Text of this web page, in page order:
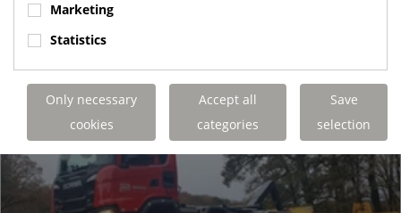
Steil GmbH in Trier, de eerste van twee stuks Terberg YT 182
4x2 Container Carriers voorzien...
READ MORE
Marketing
Statistics
Only necessary
cookies
Accept all
categories
Save
selection